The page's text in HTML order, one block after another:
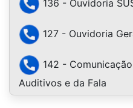
136 - Ouvidoria
127 - Ouvidoria
142 -
Auditivos e da Fala